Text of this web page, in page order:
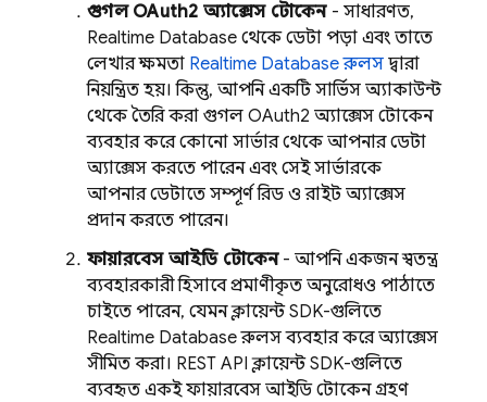
গুগল OAuth2 অ্যাক্সেস টোকেন- সাধারণত,
Realtime Database থেকে ডেটা পড়া এবং তাতে
লেখার ক্ষমতা Realtime Databaseরুলস দ্বারা
নিয়ন্ত্রিত হয়। কিন্তু, আপনি একটি সার্ভিস অ্যাকাউন্ট
থেকে তৈরি করা গুগল OAuth2 অ্যাক্সেস টোকেন
ব্যবহার করে কোনো সার্ভার থেকে আপনার ডেটা
অ্যাক্সেস করতে পারেন এবং সেই সার্ভারকে
আপনার ডেটাতে সম্পূর্ণ রিড ও রাইট অ্যাক্সেস
প্রদান করতে পারেন।
ফায়ারবেস আইডি টোকেন- আপনি একজন স্বতন্ত্র
ব্যবহারকারী হিসাবে প্রমাণীকৃত অনুরোধও পাঠাতে
চাইতে পারেন, যেমন ক্লায়েন্ট SDK-গুলিতে
Realtime Databaseরুলস ব্যবহার করে অ্যাক্সেস
সীমিত করা। REST API ক্লায়েন্ট SDK-গুলিতে
ব্যবহৃত একই ফায়ারবেস আইডি টোকেন গ্রহণ